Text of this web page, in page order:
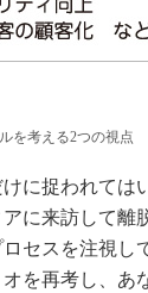
を考える2つの視点
に捉われては
に来訪して離
セスを注視し
を再考し、あ